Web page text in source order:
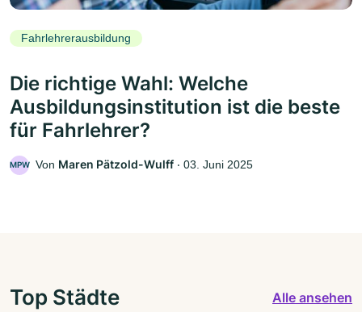
Fahrlehrerausbildung
Die richtige Wahl: Welche
Ausbildungsinstitution ist die beste
für Fahrlehrer?
MPW Von Maren Pätzold-Wulff ‧ 03. Juni 2025
Top Städte Alle ansehen